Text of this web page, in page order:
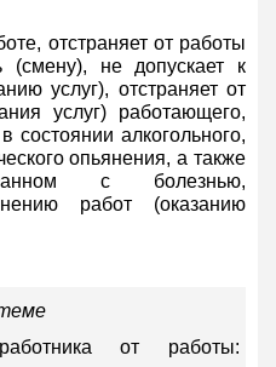
отстраняет от работы
(смену), не допускает к
услуг), отстраняет от
услуг) работающего,
состоянии алкогольного,
опьянения, а также
с болезнью,
работ (оказанию
от работы: